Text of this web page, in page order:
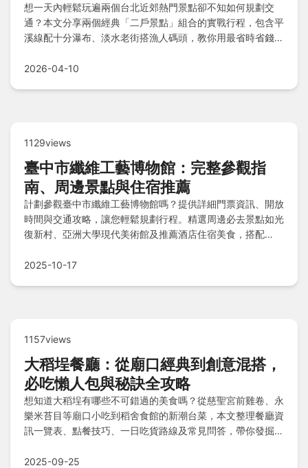
想一天內輕鬆玩遍兩個台北近郊熱門景點卻不知如何規劃交
通？本文分享兩個經典「二戶景點」組合的實戰行程，包含平
溪線配十分瀑布、淡水老街搭漁人碼頭，教你用最省時省錢的
2026-04-10
1129views
臺中市纖維工藝博物館：完整參觀指
南、周邊景點與住宿推薦
計劃參觀臺中市纖維工藝博物館嗎？提供詳細門票資訊、開放
時間與交通攻略，讓您輕鬆規劃行程。精選周邊必去景點如光
復新村、亞洲大學現代美術館及推薦酒店住宿美食，搭配
2025-10-17
1157views
大稻埕餐廳：從廟口經典到創意混搭，
必吃懶人包與秘訣全攻略
想知道大稻埕有哪些不可錯過的美食嗎？從慈聖宮前雞卷、永
樂米苔目等廟口小吃到稻舍食館的新潮台菜，本文整理餐廳資
訊一覽表、點餐技巧、一日吃貨路線及常見問答，帶你發掘巷
2025-09-25